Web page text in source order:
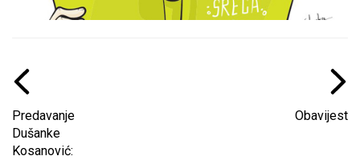
Predavanje
Dušanke
Kosanović:
Obavijest